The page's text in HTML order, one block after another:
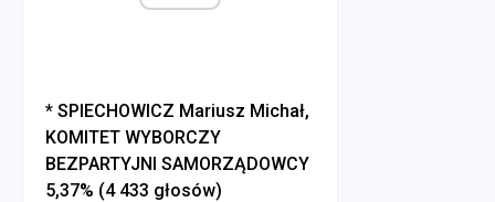
* SPIECHOWICZ Mariusz Michał,
KOMITET WYBORCZY
BEZPARTYJNI SAMORZĄDOWCY
5,37% (4 433 głosów)